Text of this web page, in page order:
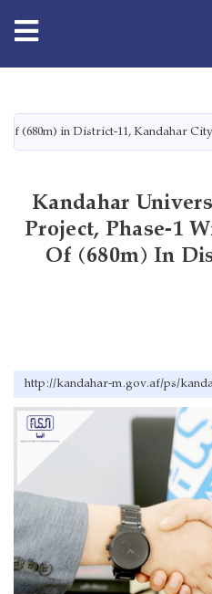
دانګل
(680m) in District-11, Kandahar City
Kandahar
Project, Phase-1
Of (680m) In
http://kandahar-m.gov.af/ps/